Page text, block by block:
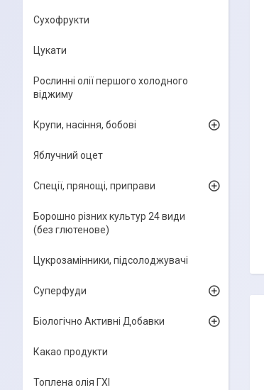
Сухофрукти
Цукати
Рослинні олії першого холодного
віджиму
Крупи, насіння, бобові
Яблучний оцет
Спеції, прянощі, приправи
Борошно різних культур 24 види
(без глютенове)
Цукрозамінники, підсолоджувачі
Суперфуди
Біологічно Активні Добавки
Какао продукти
Топлена олія ГХІ